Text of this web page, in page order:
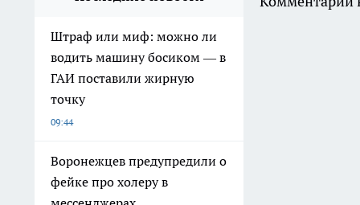
Штраф или миф: можно ли
водить машину босиком — в
ГАИ поставили жирную
точку
09:44
Воронежцев предупредили о
фейке про холеру в